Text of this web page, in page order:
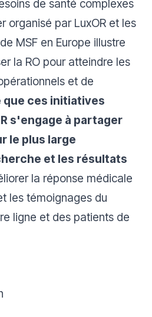
de santé complexes
organisé par LuxOR et les
MSF en Europe illustre
la RO pour atteindre les
et de
que ces initiatives
s'engage à partager
le plus large
et les résultats
la réponse médicale
les témoignages du
ligne et des patients de